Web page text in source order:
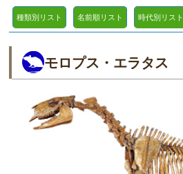
種類別リスト 名前順リスト 時代別リスト
モロプス・エラタス